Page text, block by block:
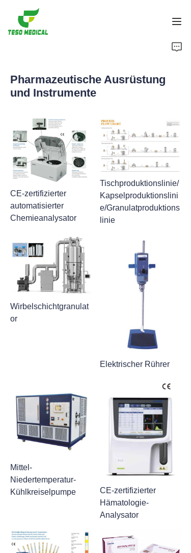
Pharmazeutische Ausrüstung
und Instrumente
CE-zertifizierter
automatisierter
Chemieanalysator
Tischproduktionslinie/
Kapselproduktionslini
e/Granulatproduktions
linie
Wirbelschichtgranulat
or
Elektrischer Rührer
Mittel-
Niedertemperatur-
Kühlkreiselpumpe
CE-zertifizierter
Hämatologie-
Analysator
Über uns
Fertigungsgrundlagen und -prozesse
Unterstützung